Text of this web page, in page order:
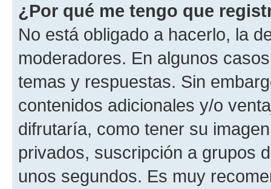
¿Por qué me tengo que
No está obligado a hacerlo, la
moderadores. En algunos
temas y respuestas. Sin
contenidos adicionales y/o
difrutaría, como tener su
privados, suscripción a grupos
unos segundos. Es muy